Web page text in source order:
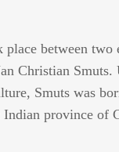
between two
Christian Smuts.
Smuts was
Indian province of